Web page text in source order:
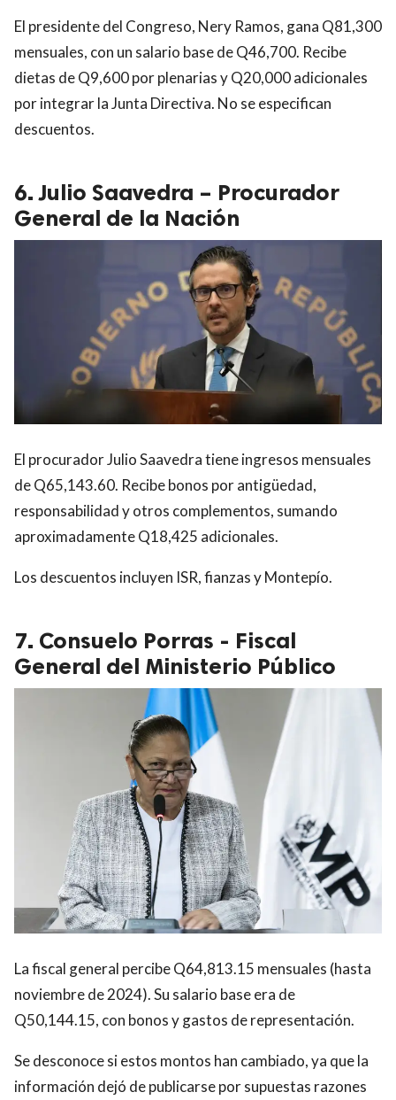
El presidente del Congreso, Nery Ramos, gana Q81,300
mensuales, con un salario base de Q46,700. Recibe
dietas de Q9,600 por plenarias y Q20,000 adicionales
por integrar la Junta Directiva. No se especifican
descuentos.
6. Julio Saavedra – Procurador
General de la Nación
El procurador Julio Saavedra tiene ingresos mensuales
de Q65,143.60. Recibe bonos por antigüedad,
responsabilidad y otros complementos, sumando
aproximadamente Q18,425 adicionales.
Los descuentos incluyen ISR, fianzas y Montepío.
7. Consuelo Porras - Fiscal
General del Ministerio Público
La fiscal general percibe Q64,813.15 mensuales (hasta
noviembre de 2024). Su salario base era de
Q50,144.15, con bonos y gastos de representación.
Se desconoce si estos montos han cambiado, ya que la
información dejó de publicarse por supuestas razones